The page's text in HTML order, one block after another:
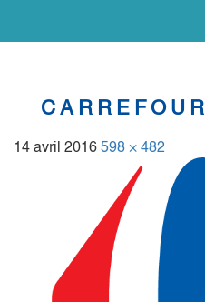
CARREFOUR
14 avril 2016 598 × 482